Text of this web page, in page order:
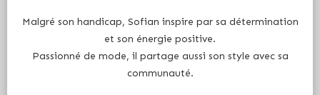
Malgré son handicap, Sofian inspire par sa détermination
et son énergie positive.
Passionné de mode, il partage aussi son style avec sa
communauté.